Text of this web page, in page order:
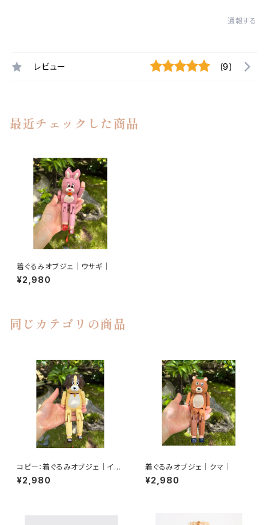
通報する
レビュー (9)
最近チェックした商品
着ぐるみオブジェ｜ウサギ｜
¥2,980
同じカテゴリの商品
コピー：着ぐるみオブジェ｜イヌ
｜
¥2,980
着ぐるみオブジェ｜クマ｜
¥2,980